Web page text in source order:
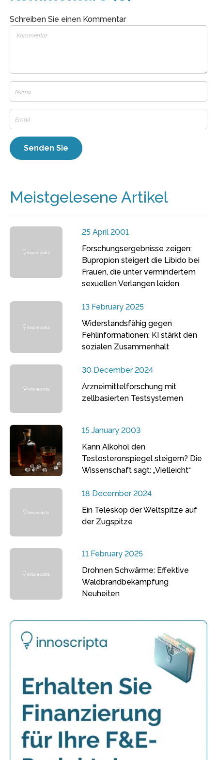
Schreiben Sie einen Kommentar
Meistgelesene Artikel
25 April 2001
Forschungsergebnisse zeigen:
Bupropion steigert die Libido bei
Frauen, die unter vermindertem
sexuellen Verlangen leiden
13 February 2025
Widerstandsfähig gegen
Fehlinformationen: KI stärkt den
sozialen Zusammenhalt
30 December 2024
Arzneimittelforschung mit
zellbasierten Testsystemen
15 January 2003
Kann Alkohol den
Testosteronspiegel steigern? Die
Wissenschaft sagt: „Vielleicht“
18 December 2024
Ein Teleskop der Weltspitze auf
der Zugspitze
11 February 2025
Drohnen Schwärme: Effektive
Waldbrandbekämpfung
Neuheiten